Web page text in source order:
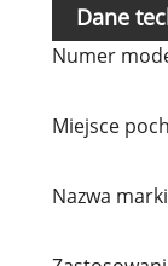
Dane
Numer
Miejsce
Nazwa